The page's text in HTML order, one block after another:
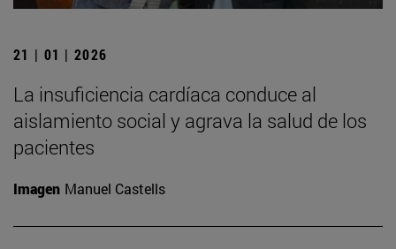
21 | 01 | 2026
La insuficiencia cardíaca conduce al
aislamiento social y agrava la salud de los
pacientes
Imagen Manuel Castells